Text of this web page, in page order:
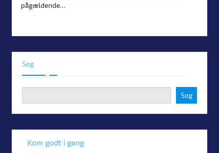
pågældende…
Søg
Søg
Kom godt i gang